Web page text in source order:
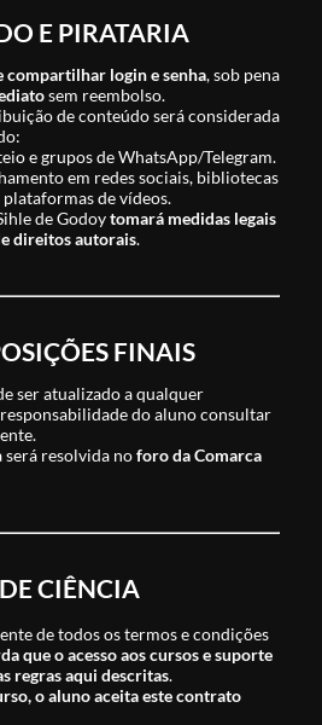
E PIRATARIA
compartilhar login e senha, sob pena
sem reembolso.
de conteúdo será considerada
e grupos de WhatsApp/Telegram.
em redes sociais, bibliotecas
de vídeos.
de Godoytomará medidas legais
direitos autorais.
FINAIS
ser atualizado a qualquer
do aluno consultar
resolvida noforo da Comarca
CIÊNCIA
de todos os termos e condições
que o acesso aos cursos e suporte
regras aqui descritas.
o aluno aceita este contrato